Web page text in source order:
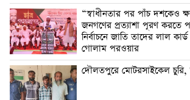
“স্বাধীনতার পর পাঁচ দশকেও
জনগণের প্রত্যাশা পূরণ করতে
নির্বাচনে জাতি তাদের লাল
গোলাম পরওয়ার
দৌলতপুরে মোটরসাইকেল